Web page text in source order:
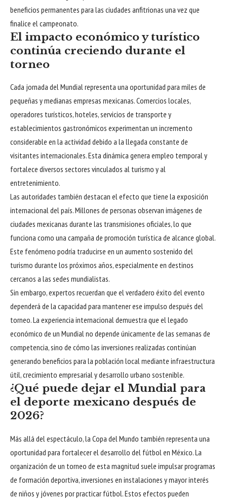
beneficios permanentes para las ciudades anfitrionas una vez que
finalice el campeonato.
El impacto económico y turístico
continúa creciendo durante el
torneo
Cada jornada del Mundial representa una oportunidad para miles de
pequeñas y medianas empresas mexicanas. Comercios locales,
operadores turísticos, hoteles, servicios de transporte y
establecimientos gastronómicos experimentan un incremento
considerable en la actividad debido a la llegada constante de
visitantes internacionales. Esta dinámica genera empleo temporal y
fortalece diversos sectores vinculados al turismo y al
entretenimiento.
Las autoridades también destacan el efecto que tiene la exposición
internacional del país. Millones de personas observan imágenes de
ciudades mexicanas durante las transmisiones oficiales, lo que
funciona como una campaña de promoción turística de alcance global.
Este fenómeno podría traducirse en un aumento sostenido del
turismo durante los próximos años, especialmente en destinos
cercanos a las sedes mundialistas.
Sin embargo, expertos recuerdan que el verdadero éxito del evento
dependerá de la capacidad para mantener ese impulso después del
torneo. La experiencia internacional demuestra que el legado
económico de un Mundial no depende únicamente de las semanas de
competencia, sino de cómo las inversiones realizadas continúan
generando beneficios para la población local mediante infraestructura
útil, crecimiento empresarial y desarrollo urbano sostenible.
¿Qué puede dejar el Mundial para
el deporte mexicano después de
2026?
Más allá del espectáculo, la Copa del Mundo también representa una
oportunidad para fortalecer el desarrollo del fútbol en México. La
organización de un torneo de esta magnitud suele impulsar programas
de formación deportiva, inversiones en instalaciones y mayor interés
de niños y jóvenes por practicar fútbol. Estos efectos pueden